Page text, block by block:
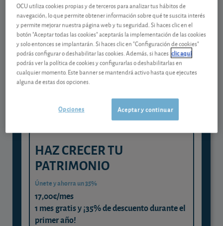
Contenido reservado a SOCIOS
Gestiona tu dinero con visión
experta
y consigue que cada euro trabaje
HAZ CRECER TU
PATRIMONIO
Únete y ahorra un 35%
17,00€/mes
1 mes gratis y ¡35% de descuento durante el
primer año!
OCU utiliza cookies propias y de terceros para analizar tus hábitos de
navegación, lo que permite obtener información sobre qué te suscita interés
y permite mejorar nuestra página web y tu seguridad. Si haces clic en el
botón "Aceptar todas las cookies" aceptarás la implementación de las cookies
y solo entonces se implantarán. Si haces clic en "Configuración de cookies"
podrás configurar o deshabilitar las cookies. Además, si haces clic aquí
podrás ver la política de cookies y configurarlas o deshabilitarlas en
cualquier momento. Este banner se mantendrá activo hasta que ejecutes
alguna de estas dos opciones.
Aceptar y continuar
Opciones